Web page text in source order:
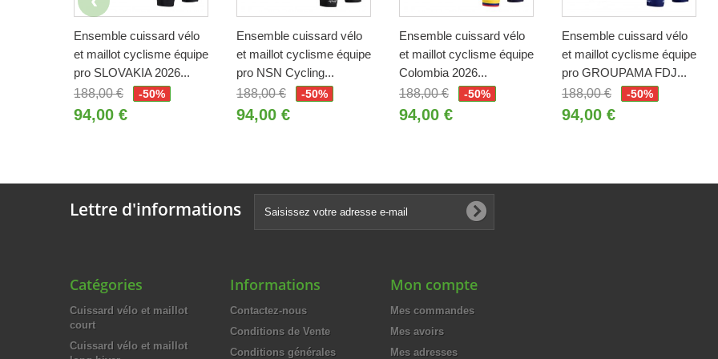
Ensemble cuissard vélo
et maillot cyclisme équipe
pro SLOVAKIA 2026...
188,00 €
-50%
94,00 €
Ensemble cuissard vélo
et maillot cyclisme équipe
pro NSN Cycling...
188,00 €
-50%
94,00 €
Ensemble cuissard vélo
et maillot cyclisme équipe
Colombia 2026...
188,00 €
-50%
94,00 €
Ensemble cuissard vélo
et maillot cyclisme équipe
pro GROUPAMA FDJ...
188,00 €
-50%
94,00 €
Lettre d'informations
Catégories
Cuissard vélo et maillot
court
Cuissard vélo et maillot
Informations
Contactez-nous
Conditions de Vente
Conditions générales
Mon compte
Mes commandes
Mes avoirs
Mes adresses